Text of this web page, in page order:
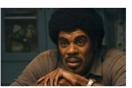
子高生の悲劇」（昭和42年の事
件）